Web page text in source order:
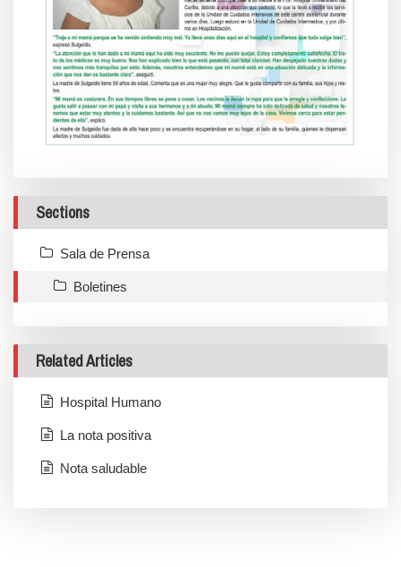
Sections
Sala de Prensa
Boletines
Related Articles
Hospital Humano
La nota positiva
Nota saludable